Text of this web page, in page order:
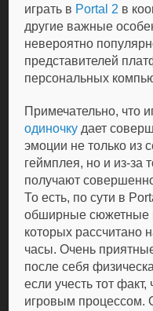
играть в Portal 2 в
другие важные
невероятно
представителей
персональных
Примечательно, что
одиночку дает
эмоции не только из
геймплея, но и из-за
получают
То есть, по сути в
обширные сюжетные
которых рассчитано
часы. Очень
после себя
если учесть тот
игровым процессом.